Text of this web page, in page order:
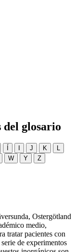
glosario
Í I J K
L
W Y Z
Ostergötland
medio,
tratar pacientes con
de experimentos